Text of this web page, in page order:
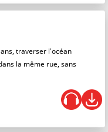
traverser l'océan
la même rue, sans